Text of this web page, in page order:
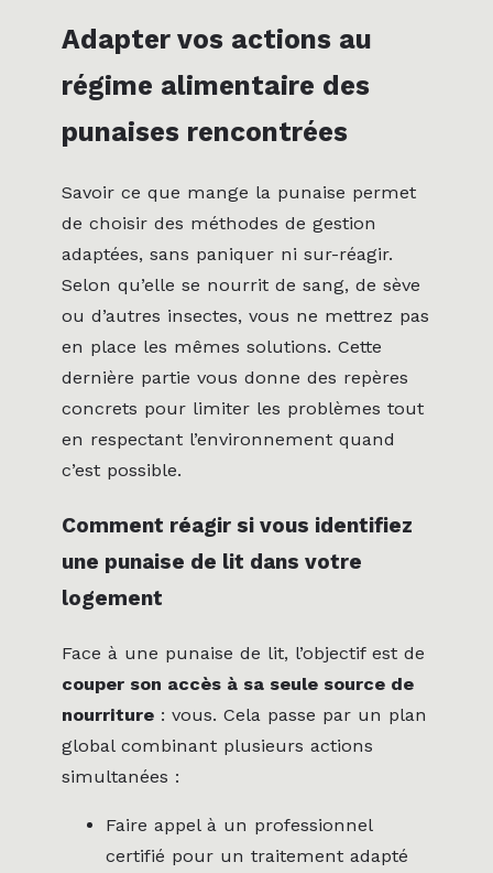
Adapter vos actions au
régime alimentaire des
punaises rencontrées
Savoir ce que mange la punaise permet
de choisir des méthodes de gestion
adaptées, sans paniquer ni sur-réagir.
Selon qu’elle se nourrit de sang, de sève
ou d’autres insectes, vous ne mettrez pas
en place les mêmes solutions. Cette
dernière partie vous donne des repères
concrets pour limiter les problèmes tout
en respectant l’environnement quand
c’est possible.
Comment réagir si vous identifiez
une punaise de lit dans votre
logement
Face à une punaise de lit, l’objectif est de
couper son accès à sa seule source de
nourriture : vous. Cela passe par un plan
global combinant plusieurs actions
simultanées :
Faire appel à un professionnel
certifié pour un traitement adapté